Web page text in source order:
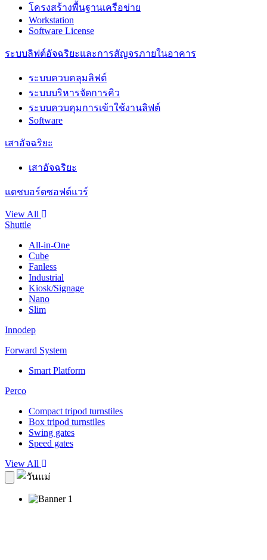
โครงสร้างพื้นฐานเครือข่าย
Workstation
Software License
ระบบลิฟต์อัจฉริยะและการสัญจรภายในอาคาร
ระบบควบคลุมลิฟต์
ระบบบริหารจัดการคิว
ระบบควบคุมการเข้าใช้งานลิฟต์
Software
เสาอัจฉริยะ
เสาอัจฉริยะ
แดชบอร์ดซอฟต์แวร์
View All
Shuttle
All-in-One
Cube
Fanless
Industrial
Kiosk/Signage
Nano
Slim
Innodep
Forward System
Smart Platform
Perco
Compact tripod turnstiles
Box tripod turnstiles
Swing gates
Speed gates
View All